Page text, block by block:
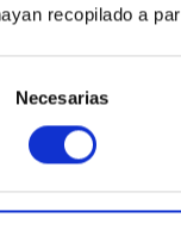
recopilado a
Necesarias
Contact
Phone